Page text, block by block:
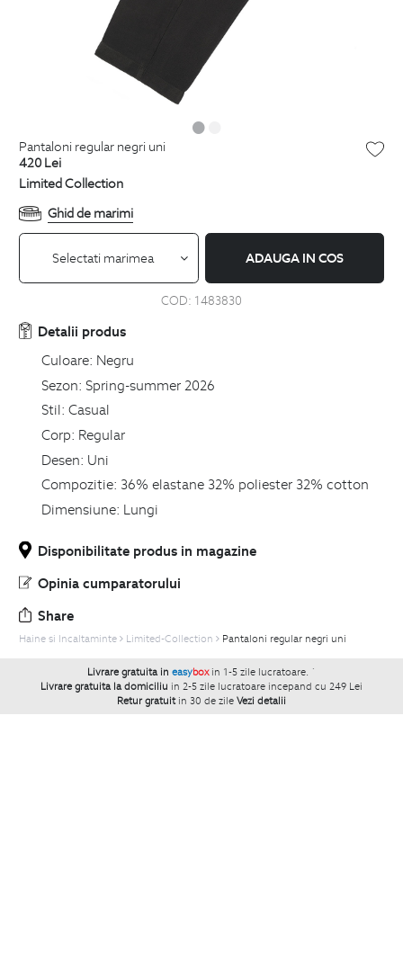
pantaloni regular negri uni
420 Lei
Limited Collection
Ghid de marimi
Selectati marimea ADAUGA IN COS
COD: 1483830
Detalii produs
Culoare: Negru
Sezon: Spring-summer 2026
Stil: Casual
Corp: Regular
Desen: Uni
Compozitie: 36% elastane 32% poliester 32% cotton
Dimensiune: Lungi
Disponibilitate produs in magazine
Opinia cumparatorului
Share
Haine si Incaltaminte Limited-Collection Pantaloni regular negri uni
Livrare gratuita in easybox in 1-5 zile lucratoare. `
Livrare gratuita la domiciliu in 2-5 zile lucratoare incepand cu 249 Lei
Retur gratuit in 30 de zile Vezi detalii